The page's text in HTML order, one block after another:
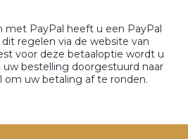
met PayPal heeft u een PayPal
regelen via de website van
voor deze betaaloptie wordt u
bestelling doorgestuurd naar
om uw betaling af te ronden.